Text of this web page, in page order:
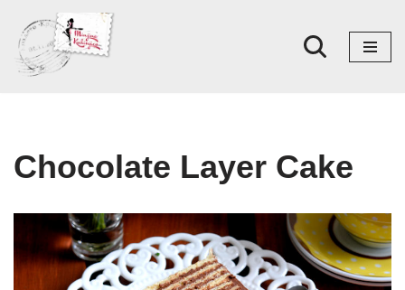
Skoči
na
Chocolate Layer Cake